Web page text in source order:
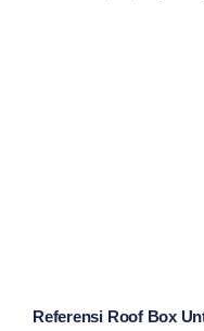
Referensi Roof Box